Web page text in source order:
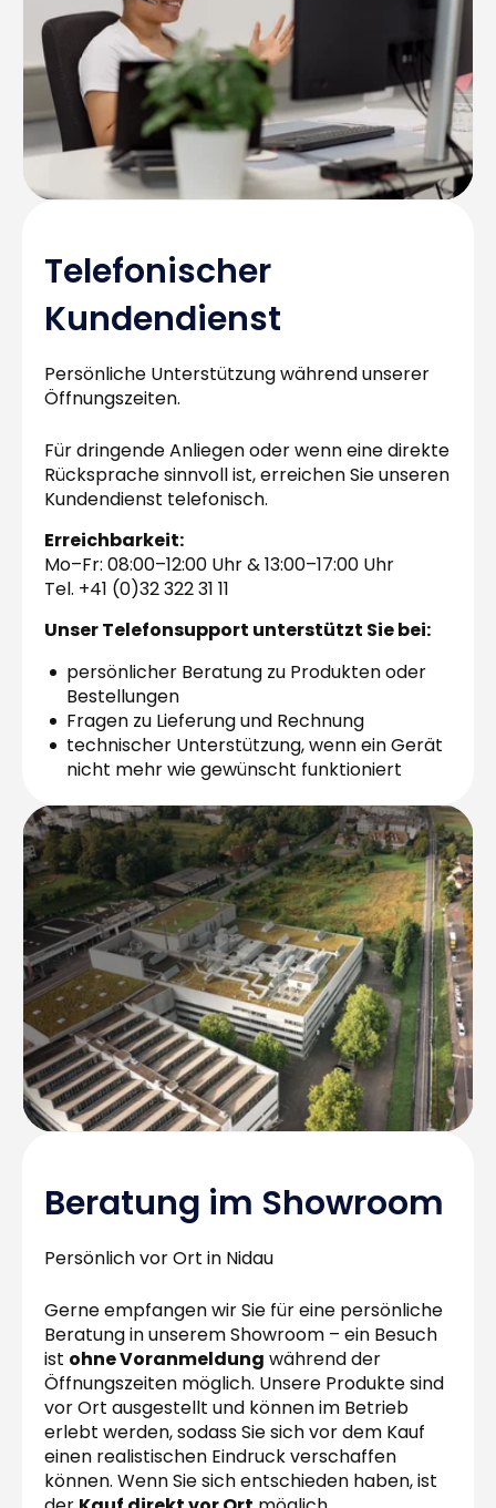
Telefonischer
Kundendienst
Persönliche Unterstützung während unserer
Öffnungszeiten.
Für dringende Anliegen oder wenn eine direkte
Rücksprache sinnvoll ist, erreichen Sie unseren
Kundendienst telefonisch.
Erreichbarkeit:
Mo–Fr: 08:00–12:00 Uhr & 13:00–17:00 Uhr
Tel. +41 (0)32 322 31 11
Unser Telefonsupport unterstützt Sie bei:
persönlicher Beratung zu Produkten oder
Bestellungen
Fragen zu Lieferung und Rechnung
technischer Unterstützung, wenn ein Gerät
nicht mehr wie gewünscht funktioniert
Beratung im Showroom
Persönlich vor Ort in Nidau
Gerne empfangen wir Sie für eine persönliche
Beratung in unserem Showroom – ein Besuch
ist ohne Voranmeldung während der
Öffnungszeiten möglich. Unsere Produkte sind
vor Ort ausgestellt und können im Betrieb
erlebt werden, sodass Sie sich vor dem Kauf
einen realistischen Eindruck verschaffen
können. Wenn Sie sich entschieden haben, ist